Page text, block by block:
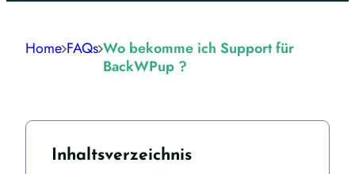
Home FAQs Wo bekomme ich Support für
BackWPup ?
Inhaltsverzeichnis